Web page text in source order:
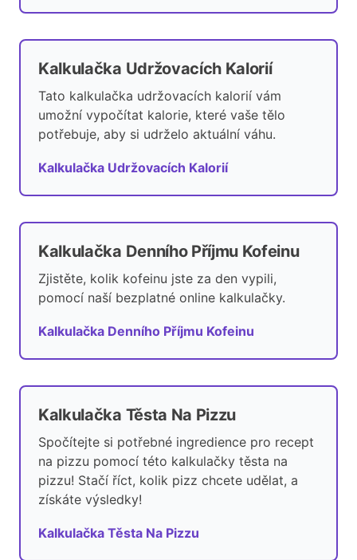
Kalkulačka Udržovacích Kalorií
Tato kalkulačka udržovacích kalorií vám
umožní vypočítat kalorie, které vaše tělo
potřebuje, aby si udrželo aktuální váhu.
Kalkulačka Udržovacích Kalorií
Kalkulačka Denního Příjmu Kofeinu
Zjistěte, kolik kofeinu jste za den vypili,
pomocí naší bezplatné online kalkulačky.
Kalkulačka Denního Příjmu Kofeinu
Kalkulačka Těsta Na Pizzu
Spočítejte si potřebné ingredience pro recept
na pizzu pomocí této kalkulačky těsta na
pizzu! Stačí říct, kolik pizz chcete udělat, a
získáte výsledky!
Kalkulačka Těsta Na Pizzu